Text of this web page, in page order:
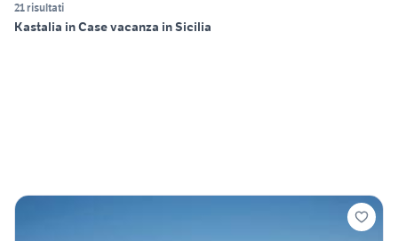
21 risultati
Kastalia in Case vacanza in Sicilia